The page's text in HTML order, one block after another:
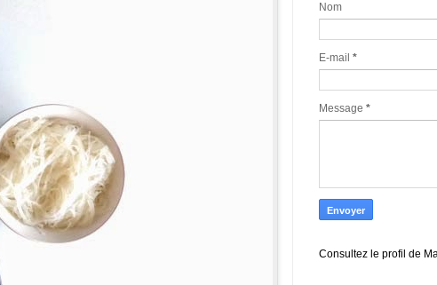
Nom
E-mail *
Message *
Consultez le profil de